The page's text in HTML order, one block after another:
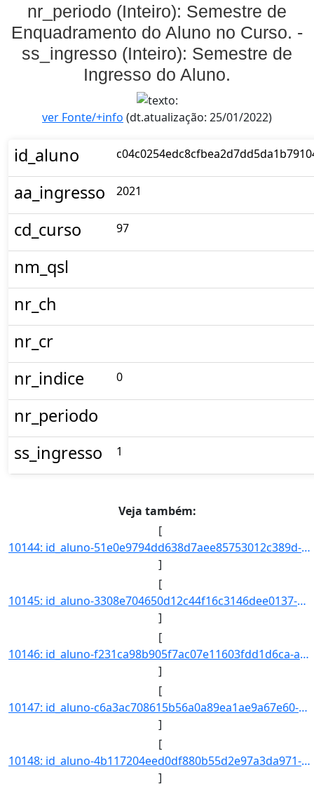
nr_periodo (Inteiro): Semestre de
Enquadramento do Aluno no Curso. -
ss_ingresso (Inteiro): Semestre de
Ingresso do Aluno.
ver Fonte/+info (dt.atualização: 25/01/2022)
id_aluno
aa_ingresso 2021
cd_curso 97
nm_qsl
nr_ch
nr_cr
nr_indice
0
nr_periodo
ss_ingresso
1
Veja também:
[
10144: id_aluno-51e0e9794dd638d7aee85753012c389d-aa_ingresso-2021-cd_curso-97-nm_qsl--nr_ch--nr_cr--nr_indi]
]
[
10145: id_aluno-3308e704650d12c44f16c3146dee0137-aa_ingresso-2021-cd_curso-97-nm_qsl--nr_ch--nr_cr--nr_indi]
]
[
10146: id_aluno-f231ca98b905f7ac07e11603fdd1d6ca-aa_ingresso-2021-cd_curso-97-nm_qsl--nr_ch--nr_cr--nr_indi]
]
[
10147: id_aluno-c6a3ac708615b56a0a89ea1ae9a67e60-aa_ingresso-2021-cd_curso-97-nm_qsl--nr_ch--nr_cr--nr_indi]
]
[
10148: id_aluno-4b117204eed0df880b55d2e97a3da971-aa_ingresso-2021-cd_curso-97-nm_qsl--nr_ch--nr_cr--nr_indi]
]